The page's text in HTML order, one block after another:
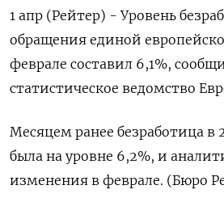
1 апр (Рейтер) - Уровень
обращения единой
феврале составил 6,1%,
статистическое ведомство
Месяцем ранее безработица в
была на уровне 6,2%, и
изменения в феврале. (Бюро